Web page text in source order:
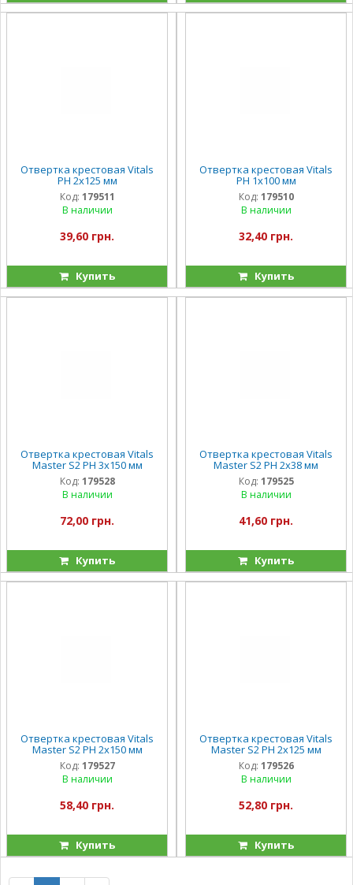
Отвертка крестовая Vitals
PH 2х125 мм
Код: 179511
В наличии
39,60 грн.
Купить
Отвертка крестовая Vitals
PH 1х100 мм
Код: 179510
В наличии
32,40 грн.
Купить
Отвертка крестовая Vitals
Master S2 PH 3х150 мм
Код: 179528
В наличии
72,00 грн.
Купить
Отвертка крестовая Vitals
Master S2 PH 2х38 мм
Код: 179525
В наличии
41,60 грн.
Купить
Отвертка крестовая Vitals
Master S2 PH 2х150 мм
Код: 179527
В наличии
58,40 грн.
Купить
Отвертка крестовая Vitals
Master S2 PH 2х125 мм
Код: 179526
В наличии
52,80 грн.
Купить